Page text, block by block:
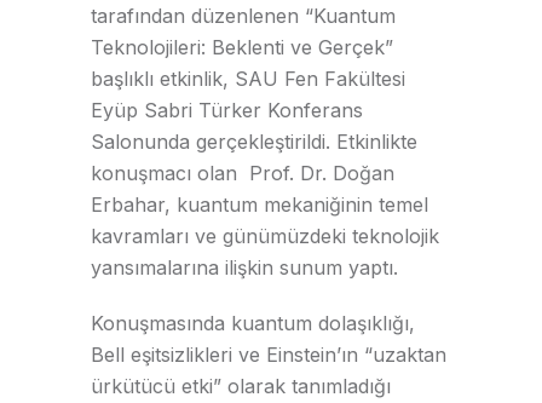
tarafından düzenlenen “Kuantum
Teknolojileri: Beklenti ve Gerçek”
başlıklı etkinlik, SAU Fen Fakültesi
Eyüp Sabri Türker Konferans
Salonunda gerçekleştirildi. Etkinlikte
konuşmacı olan Prof. Dr. Doğan
Erbahar, kuantum mekaniğinin temel
kavramları ve günümüzdeki teknolojik
yansımalarına ilişkin sunum yaptı.
Konuşmasında kuantum dolaşıklığı,
Bell eşitsizlikleri ve Einstein’ın “uzaktan
ürkütücü etki” olarak tanımladığı